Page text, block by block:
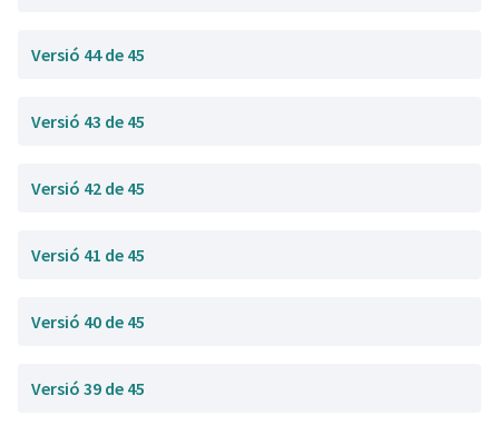
Versió 44 de 45
Versió 43 de 45
Versió 42 de 45
Versió 41 de 45
Versió 40 de 45
Versió 39 de 45